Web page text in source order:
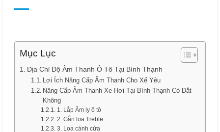
Mục Lục
Địa Chỉ Độ Âm Thanh Ô Tô Tại Bình Thạnh
Lợi Ích Nâng Cấp Âm Thanh Cho Xế Yêu
Nâng Cấp Âm Thanh Xe Hơi Tại Bình Thạnh Có Đắt
Không
1. Lắp Âm ly ô tô
2. Gắn loa Treble
3. Loa cánh cửa